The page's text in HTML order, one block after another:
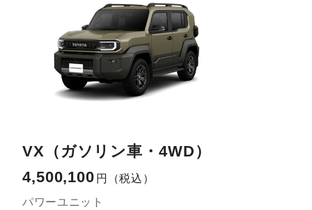
VX（ガソリン車・4WD）
4,500,100 円
（税込）
パワーユニット